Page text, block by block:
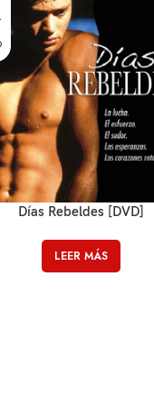
Días Rebeldes [DVD]
LEER MÁS